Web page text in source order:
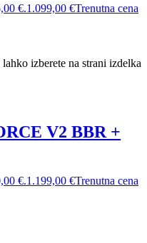
€.1.099,00 €Trenutna cena
izberete na strani izdelka
V2 BBR +
€.1.199,00 €Trenutna cena